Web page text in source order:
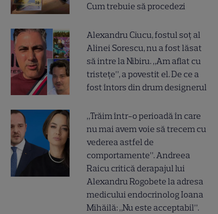
Cum trebuie să procedezi
Alexandru Ciucu, fostul soț al
Alinei Sorescu, nu a fost lăsat
să intre la Nibiru. „Am aflat cu
tristețe”, a povestit el. De ce a
fost întors din drum designerul
„Trăim într-o perioadă în care
nu mai avem voie să trecem cu
vederea astfel de
comportamente”. Andreea
Raicu critică derapajul lui
Alexandru Rogobete la adresa
medicului endocrinolog Ioana
Mihăilă: „Nu este acceptabil”.